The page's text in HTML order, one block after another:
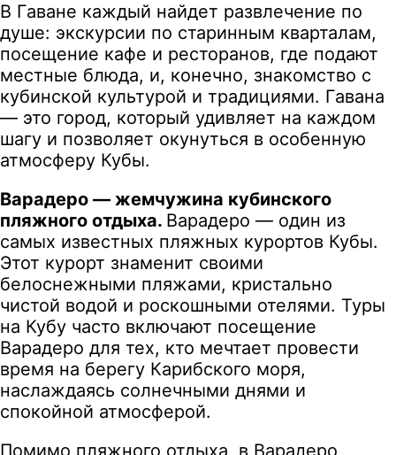
В Гаване каждый найдет развлечение по
душе: экскурсии по старинным кварталам,
посещение кафе и ресторанов, где подают
местные блюда, и, конечно, знакомство с
кубинской культурой и традициями. Гавана
— это город, который удивляет на каждом
шагу и позволяет окунуться в особенную
атмосферу Кубы.
Варадеро — жемчужина кубинского
пляжного отдыха. Варадеро — один из
самых известных пляжных курортов Кубы.
Этот курорт знаменит своими
белоснежными пляжами, кристально
чистой водой и роскошными отелями. Туры
на Кубу часто включают посещение
Варадеро для тех, кто мечтает провести
время на берегу Карибского моря,
наслаждаясь солнечными днями и
спокойной атмосферой.
Помимо пляжного отдыха, в Варадеро